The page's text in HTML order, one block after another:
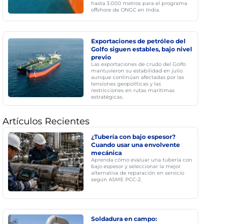
hasta 3.000 metros para el programa
offshore de ONGC en India.
Exportaciones de petróleo del
Golfo siguen estables, bajo nivel
previo
Las exportaciones de crudo del Golfo
mantuvieron su estabilidad en julio
aunque continúan afectadas por las
tensiones geopolíticas y las
restricciones en rutas marítimas
estratégicas.
Artículos Recientes
¿Tubería con bajo espesor?
Cuando usar una envolvente
mecánica
Aprenda cómo evaluar una tubería con
bajo espesor y seleccionar la mejor
alternativa de reparación en servicio
según ASME PCC-2.
Soldadura en campo: